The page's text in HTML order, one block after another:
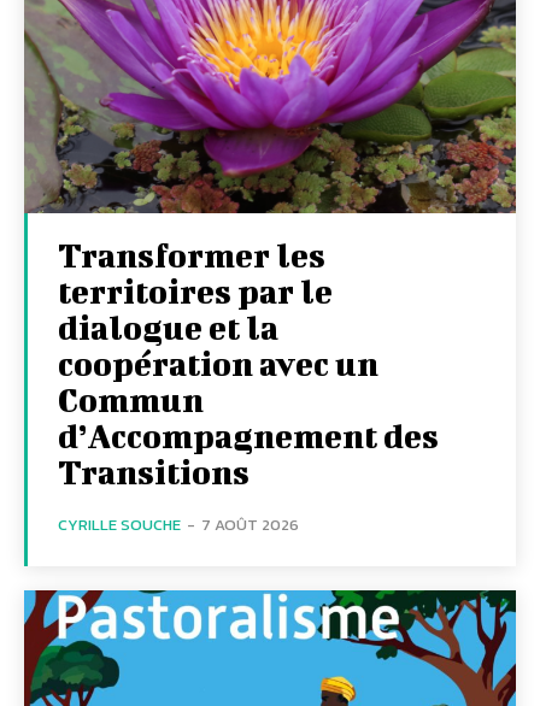
Transformer les
territoires par le
dialogue et la
coopération avec un
Commun
d’Accompagnement des
Transitions
CYRILLE SOUCHE - 7 AOÛT 2026